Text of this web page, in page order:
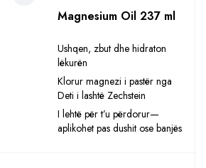
Magnesium Oil 237 ml
Ushqen, zbut dhe hidraton
lëkurën
Klorur magnezi i pastër nga
Deti i lashtë Zechstein
I lehtë për t’u përdorur—
aplikohet pas dushit ose banjës